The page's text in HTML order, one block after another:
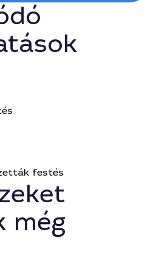
festés
még